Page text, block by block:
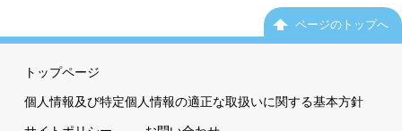
ページのトップへ
トップページ
個人情報及び特定個人情報の適正な取扱いに関する基本方針